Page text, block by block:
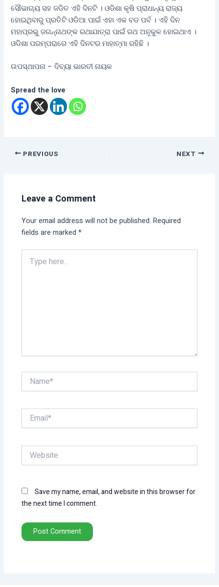
ସୌଭାଗ୍ୟ ସହ ଜଡିତ ଏହି ଦିନଟି । ଓଡିଶା କୃଷି ପ୍ରାଧାନ୍ୟ ରାଜ୍ୟ
ହୋଇଥିବାରୁ ପ୍ରତିଟି ଓଡିଆ ପାଇଁ ଏହା ଏକ ବଡ ପର୍ବ । ଏହି ଦିନ
ମହାପ୍ରଭୁ ଜଗନ୍ନାଥଙ୍କ ରଥାଯାତ୍ରା ପାଇଁ ରଥ ଅନୂକୁଳ ହୋଇଥାଏ ।
ଓଡିଶା ପରମ୍ପରାରେ ଏହି ଦିନଟର ମାହାତ୍ମା ରହିଛି ।
ଉପସ୍ଥାପନା – ଦିବ୍ୟା ଭାରତୀ ନାୟକ
Spread the love
PREVIOUS NEXT
Leave a Comment
Your email address will not be published. Required
fields are marked*
here..
Name*
Email*
Website
Save my name, email, and website in this browser for
the next time I comment.